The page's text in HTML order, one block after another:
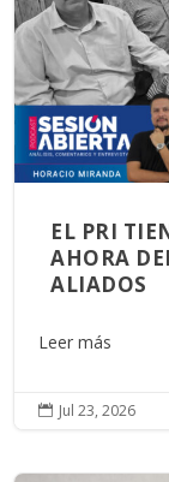
EL PRI
AHORA
ALIADOS
Leer más
 Jul 23, 2026